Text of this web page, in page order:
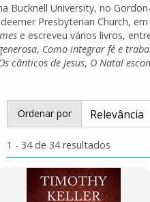
Bucknell University, no
Presbyterian Church,
e escreveu vários livros,
, Como integrar fé e
cânticos de Jesus, O Natal
Ordenar por
1 - 34 de 34 resultados